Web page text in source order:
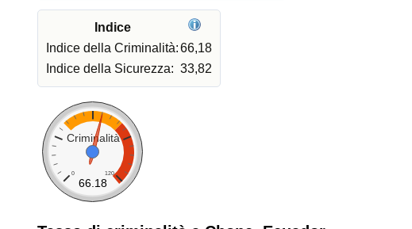
Indice
Indice della Criminalità:66,18
Indice della Sicurezza: 33,82
Criminalità
0 120
66.18